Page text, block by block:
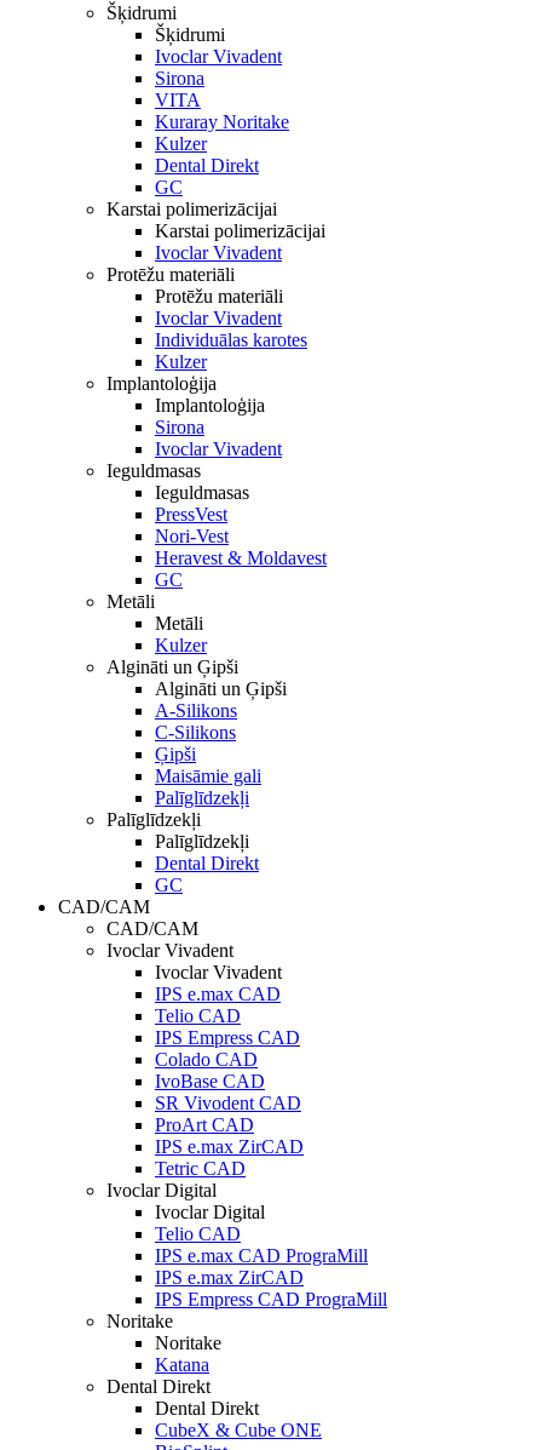
Šķidrumi
Šķidrumi
Ivoclar Vivadent
Sirona
VITA
Kuraray Noritake
Kulzer
Dental Direkt
GC
Karstai polimerizācijai
Karstai polimerizācijai
Ivoclar Vivadent
Protēžu materiāli
Protēžu materiāli
Ivoclar Vivadent
Individuālas karotes
Kulzer
Implantoloģija
Implantoloģija
Sirona
Ivoclar Vivadent
Ieguldmasas
Ieguldmasas
PressVest
Nori-Vest
Heravest & Moldavest
GC
Metāli
Metāli
Kulzer
Algināti un Ģipši
Algināti un Ģipši
A-Silikons
C-Silikons
Ģipši
Maisāmie gali
Palīglīdzekļi
Palīglīdzekļi
Palīglīdzekļi
Dental Direkt
GC
CAD/CAM
CAD/CAM
Ivoclar Vivadent
Ivoclar Vivadent
IPS e.max CAD
Telio CAD
IPS Empress CAD
Colado CAD
IvoBase CAD
SR Vivodent CAD
ProArt CAD
IPS e.max ZirCAD
Tetric CAD
Ivoclar Digital
Ivoclar Digital
Telio CAD
IPS e.max CAD PrograMill
IPS e.max ZirCAD
IPS Empress CAD PrograMill
Noritake
Noritake
Katana
Dental Direkt
Dental Direkt
CubeX & Cube ONE